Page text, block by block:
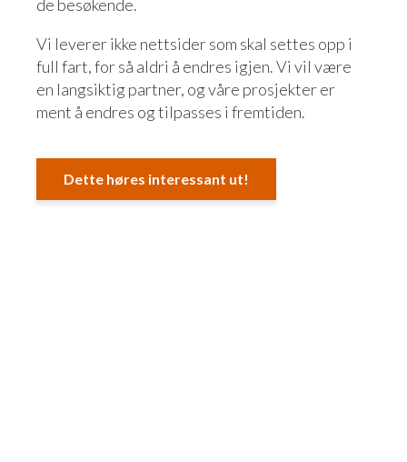
de besøkende.
Vi leverer ikke nettsider som skal settes opp i
full fart, for så aldri å endres igjen. Vi vil være
en langsiktig partner, og våre prosjekter er
ment å endres og tilpasses i fremtiden.
Dette høres interessant ut!